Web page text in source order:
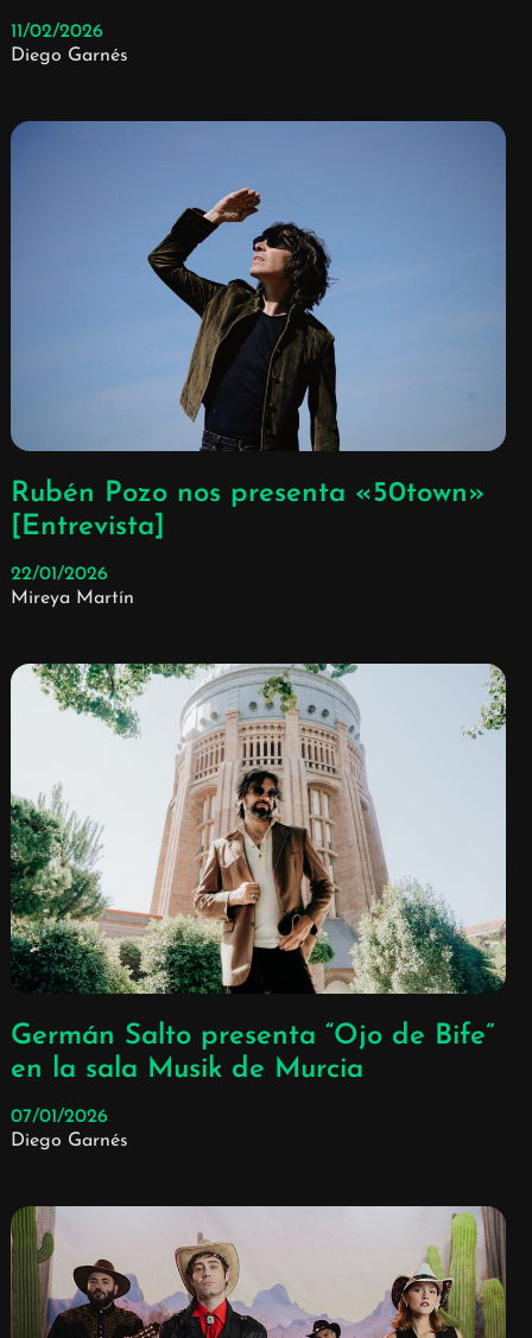
11/02/2026
Diego Garnés
Rubén Pozo nos presenta «50town»
[Entrevista]
22/01/2026
Mireya Martín
Germán Salto presenta “Ojo de Bife”
en la sala Musik de Murcia
07/01/2026
Diego Garnés